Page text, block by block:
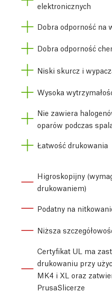
elektronicznych
Dobra odporność na
Dobra odporność
Niski skurcz i
Wysoka
Nie zawiera
oparów podczas
Łatwość drukowania
Higroskopijny
drukowaniem)
Podatny na
Niższa
Certyfikat UL ma
drukowaniu przy
MK4 i XL oraz
PrusaSlicerze